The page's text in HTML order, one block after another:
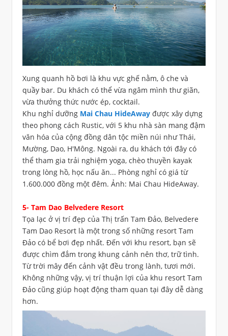
Xung quanh hồ bơi là khu vực ghế nằm, ô che và
quầy bar. Du khách có thể vừa ngâm mình thư giãn,
vừa thưởng thức nước ép, cocktail.
Khu nghỉ dưỡng Mai Chau HideAway được xây dựng
theo phong cách Rustic, với 5 khu nhà sàn mang đậm
văn hóa của cộng đồng dân tộc miền núi như Thái,
Mường, Dao, H'Mông. Ngoài ra, du khách tới đây có
thể tham gia trải nghiệm yoga, chèo thuyền kayak
trong lòng hồ, học nấu ăn... Phòng nghỉ có giá từ
1.600.000 đồng một đêm. Ảnh: Mai Chau HideAway.
5- ​Tam Dao Belvedere Resort
Tọa lạc ở vị trí đẹp của Thị trấn Tam Đảo, Belvedere
Tam Dao Resort là một trong số những resort Tam
Đảo có bể bơi đẹp nhất. Đến với khu resort, bạn sẽ
được chìm đắm trong khung cảnh nên thơ, trữ tình.
Từ trời mây đến cảnh vật đều trong lành, tươi mới.
Không những vậy, vị trí thuận lợi của khu resort Tam
Đảo cũng giúp hoạt động tham quan tại đây dễ dàng
hơn.